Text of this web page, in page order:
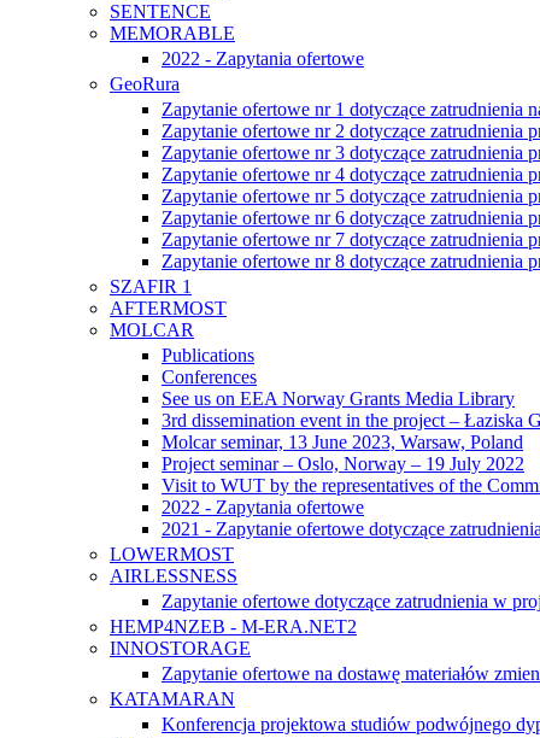
SENTENCE
MEMORABLE
2022 - Zapytania ofertowe
GeoRura
Zapytanie ofertowe nr 1 dotyczące
Zapytanie ofertowe nr 2 dotyczące zatrudnienia
Zapytanie ofertowe nr 3 dotyczące zatrudnienia
Zapytanie ofertowe nr 4 dotyczące zatrudnienia
Zapytanie ofertowe nr 5 dotyczące zatrudnienia
Zapytanie ofertowe nr 6 dotyczące zatrudnienia
Zapytanie ofertowe nr 7 dotyczące zatrudnienia
Zapytanie ofertowe nr 8 dotyczące zatrudnienia
SZAFIR 1
AFTERMOST
MOLCAR
Publications
Conferences
See us on EEA Norway Grants Media Library
3rd dissemination event in the project – Łaziska
Molcar seminar, 13 June 2023, Warsaw, Poland
Project seminar – Oslo, Norway – 19 July 2022
Visit to WUT by the representatives of the
2022 - Zapytania ofertowe
2021 - Zapytanie ofertowe dotyczące
LOWERMOST
AIRLESSNESS
Zapytanie ofertowe dotyczące zatrudnienia w
HEMP4NZEB - M-ERA.NET2
INNOSTORAGE
Zapytanie ofertowe na dostawę materiałów
KATAMARAN
Konferencja projektowa studiów podwójnego